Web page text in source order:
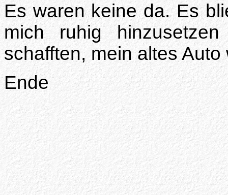
Es waren keine da. Es
mich ruhig
schafften, mein altes
Ende